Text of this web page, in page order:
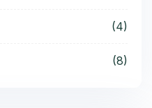
(4)
(8)